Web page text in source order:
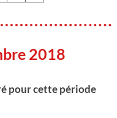
2018
pour cette période